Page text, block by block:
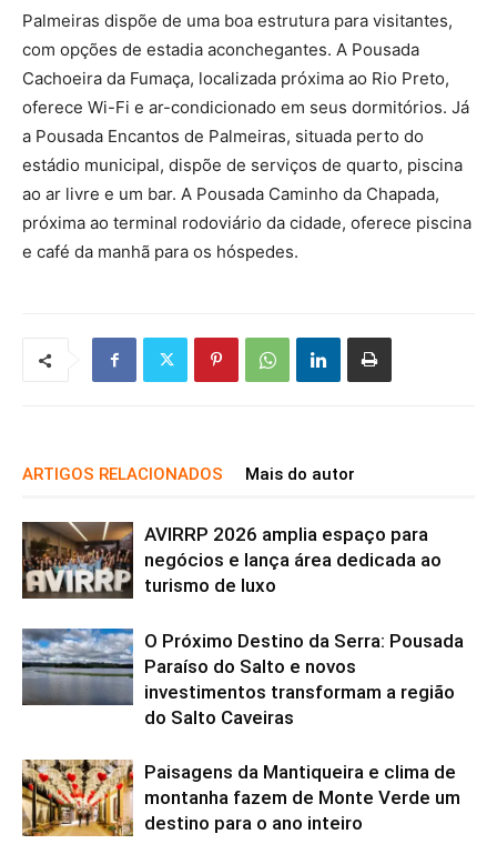
Palmeiras dispõe de uma boa estrutura para visitantes,
com opções de estadia aconchegantes. A Pousada
Cachoeira da Fumaça, localizada próxima ao Rio Preto,
oferece Wi-Fi e ar-condicionado em seus dormitórios. Já
a Pousada Encantos de Palmeiras, situada perto do
estádio municipal, dispõe de serviços de quarto, piscina
ao ar livre e um bar. A Pousada Caminho da Chapada,
próxima ao terminal rodoviário da cidade, oferece piscina
e café da manhã para os hóspedes.
ARTIGOS RELACIONADOS Mais do autor
AVIRRP 2026 amplia espaço para
negócios e lança área dedicada ao
turismo de luxo
O Próximo Destino da Serra: Pousada
Paraíso do Salto e novos
investimentos transformam a região
do Salto Caveiras
Paisagens da Mantiqueira e clima de
montanha fazem de Monte Verde um
destino para o ano inteiro